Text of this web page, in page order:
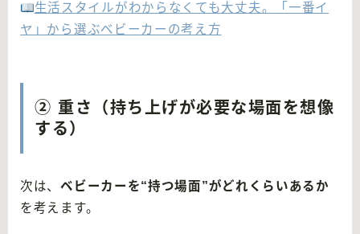
生活スタイルがわからなくても大丈夫。「一番イ
ヤ」から選ぶベビーカーの考え方
② 重さ（持ち上げが必要な場面を想像
する）
次は、ベビーカーを“持つ場面”がどれくらいあるか
を考えます。